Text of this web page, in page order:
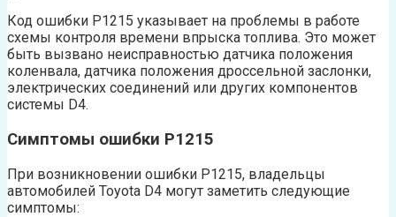
Код ошибки P1215 указывает на проблемы в работе
схемы контроля времени впрыска топлива. Это может
быть вызвано неисправностью датчика положения
коленвала, датчика положения дроссельной заслонки,
электрических соединений или других компонентов
системы D4.
Симптомы ошибки P1215
При возникновении ошибки P1215, владельцы
автомобилей Toyota D4 могут заметить следующие
симптомы: